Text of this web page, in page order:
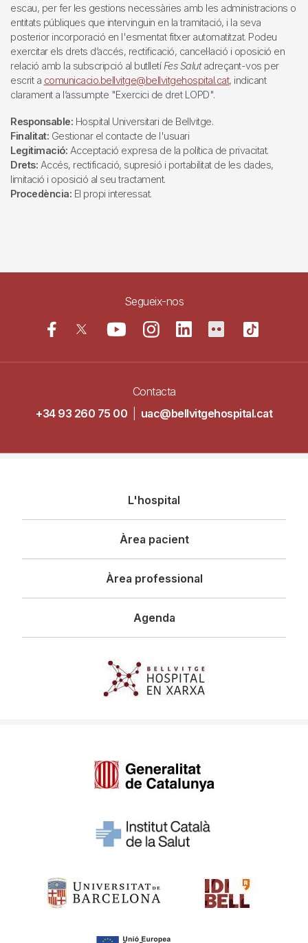
escau, per fer les gestions necessàries amb les administracions o
entitats públiques que intervinguin en la tramitació, i la seva
posterior incorporació en l'esmentat fitxer automatitzat. Podeu
exercitar els drets d’accés, rectificació, cancel·lació i oposició en
relació amb la subscripció al butlletí Fes Salutadreçant-vos per
escrit a comunicacio.bellvitge@bellvitgehospital.cat, indicant
clarament a l’assumpte "Exercici de dret LOPD".
Responsable: Hospital Universitari de Bellvitge.
Finalitat: Gestionar el contacte de l'usuari
Legitimació: Acceptació expresa de la política de privacitat.
Drets: Accés, rectificació, supresió i portabilitat de les dades,
limitació i oposició al seu tractament.
Procedència: El propi interessat.
Segueix-nos
Contacta
+34 93 260 75 00
uac@bellvitgehospital.cat
principal
L'hospital
Àrea pacient
Àrea professional
Agenda